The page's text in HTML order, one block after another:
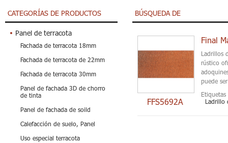
CATEGORÍAS DE PRODUCTOS
Panel de terracota
Fachada de terracota 18mm
Fachada de terracota de 22mm
Fachada de terracota 30mm
Panel de fachada 3D de chorro
de tinta
Panel de fachada de soild
Calefacción de suelo, Panel
Uso especial terracota
BÚSQUEDA DE
FFS5692A
Final
Ladrillos
rústico
puede
Ladrillo